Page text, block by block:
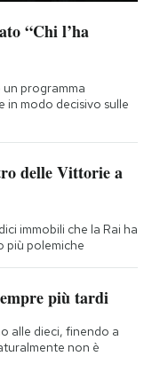
“Chi l’ha
programma
in modo decisivo sulle
delle Vittorie a
immobili che la Rai ha
più polemiche
più tardi
alle dieci, finendo a
non è